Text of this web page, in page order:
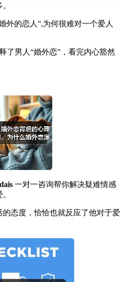
外的恋人”,为何很难对一个爱人
了男人“婚外恋”，看完内心豁然
一对一咨询帮你解决疑难情感
态度，恰恰也就反应了他对于爱